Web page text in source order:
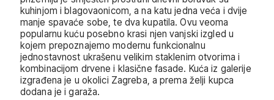
kuhinjom i blagovaonicom, a na katu jedna veća i dvije
manje spavaće sobe, te dva kupatila. Ovu veoma
popularnu kuću posebno krasi njen vanjski izgled u
kojem prepoznajemo modernu funkcionalnu
jednostavnost ukrašenu velikim staklenim otvorima i
kombinacijom drvene i klasične fasade. Kuća iz galerije
izgrađena je u okolici Zagreba, a prema želji kupca
dodana je i garaža.